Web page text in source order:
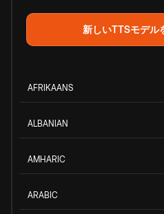
新しいTTSモデル
AFRIKAANS
ALBANIAN
AMHARIC
ARABIC